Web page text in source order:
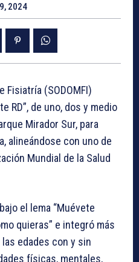
2024
Fisiatría (SODOMFI)
RD”, de uno, dos y medio
Mirador Sur, para
alineándose con uno de
Mundial de la Salud
el lema “Muévete
quieras” e integró más
edades con y sin
físicas, mentales,